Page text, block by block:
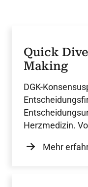
Quick
Making
DGK-
Herzmedizin.
Mehr